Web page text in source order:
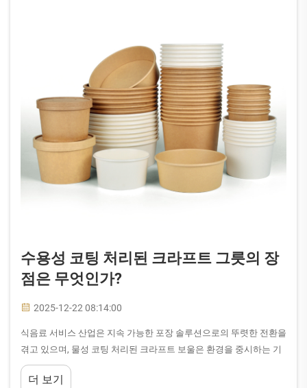
수용성 코팅 처리된 크라프트 그릇의 장
점은 무엇인가?
2025-12-22 08:14:00
식음료 서비스 산업은 지속 가능한 포장 솔루션으로의 뚜렷한 전환을
겪고 있으며, 물성 코팅 처리된 크라프트 보울은 환경을 중시하는 기
업들 사이에서 선호되는 선택지로 부상하고 있습니다. 이러한 혁신적
인 용기는 순수한...
더 보기